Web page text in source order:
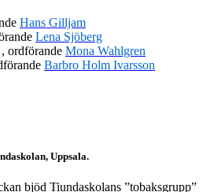
Hans Gilljam
Lena Sjöberg
ordförande Mona Wahlgren
Barbro Holm Ivarsson
Uppsala.
bjöd Tiundaskolans ”tobaksgrupp”